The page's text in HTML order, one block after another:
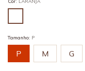
Tamanho: P
P M G